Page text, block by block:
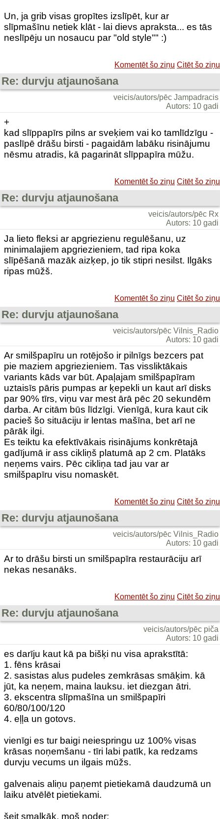
Un, ja grib visas gropītes izslīpēt, kur ar
slīpmašīnu netiek klāt - lai dievs apraksta... es tās
neslīpēju un nosaucu par "old style"" :)
Komentēt šo ziņu Citēt šo ziņu
Re: durvju atjaunošana
veicis/autors/pēc Jampadracis
Autors: 10 gadi
+
kad slīppapīrs pilns ar sveķiem vai ko tamlīdzīgu -
paslīpē drāšu birsti - pagaidām labāku risinājumu
nēsmu atradis, kā pagarināt slīppapīra mūžu.
Komentēt šo ziņu Citēt šo ziņu
Re: durvju atjaunošana
veicis/autors/pēc Rx
Autors: 10 gadi
Ja lieto fleksi ar apgriezienu regulēšanu, uz
minimalajiem apgriezieniem, tad ripa koka
slīpēšanā mazāk aizķep, jo tik stipri nesilst. Ilgāks
ripas mūžš.
Komentēt šo ziņu Citēt šo ziņu
Re: durvju atjaunošana
veicis/autors/pēc Vilnis_Radio
Autors: 10 gadi
Ar smilšpapīru un rotējošo ir pilnīgs bezcers pat
pie maziem apgriezieniem. Tas vissliktākais
variants kāds var būt. Apaļajam smilšpapīram
uztaisīs pāris pumpas ar ķepekli un kaut arī disks
par 90% tīrs, viņu var mest ārā pēc 20 sekundēm
darba. Ar citām būs līdzīgi. Vienīgā, kura kaut cik
pacieš šo situāciju ir lentas mašīna, bet arī ne
pārāk ilgi.
Es teiktu ka efektīvākais risinājums konkrētajā
gadījumā ir ass cikliņš platumā ap 2 cm. Platāks
neņems vairs. Pēc cikliņa tad jau var ar
smilšpapīru visu nomaskēt.
Komentēt šo ziņu Citēt šo ziņu
Re: durvju atjaunošana
veicis/autors/pēc Vilnis_Radio
Autors: 10 gadi
Ar to drāšu birsti un smilšpapīra restaurāciju arī
nekas nesanāks.
Komentēt šo ziņu Citēt šo ziņu
Re: durvju atjaunošana
veicis/autors/pēc piča
Autors: 10 gadi
es darīju kaut kā pa bišķi nu visa aprakstītā:
1. fēns krāsai
2. sasistas alus pudeles zemkrāsas smāķim. kā
jūt, ka neņem, maina lauksu. iet diezgan ātri.
3. ekscentra slīpmašīna un smilšpapīri
60/80/100/120
4. eļļa un gotovs.
vienīgi es tur baigi neiespringu uz 100% visas
krāsas noņemšanu - tīri labi patīk, ka redzams
durvju vecums un ilgais mūžs.
galvenais aliņu paņemt pietiekamā daudzumā un
laiku atvēlēt pietiekami.
šeit smalkāk, moš noder: